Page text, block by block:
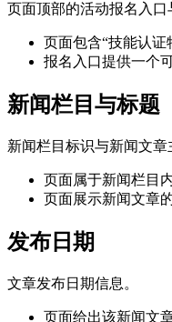
页面顶部的活动报名入口
页面包含“技能认证
报名入口提供一个
新闻栏目与标题
新闻栏目标识与新闻文章
页面属于新闻栏目
页面展示新闻文章
发布日期
文章发布日期信息。
页面给出该新闻文